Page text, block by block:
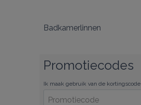
Badkamerlinnen
Promotiecodes
Ik maak gebruik van de kortingscode